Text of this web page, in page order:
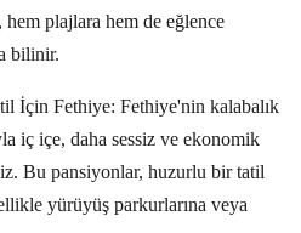
plajlara hem de eğlence
bilinir.
İçin Fethiye: Fethiye'nin kalabalık
iç içe, daha sessiz ve ekonomik
Bu pansiyonlar, huzurlu bir tatil
yürüyüş parkurlarına veya